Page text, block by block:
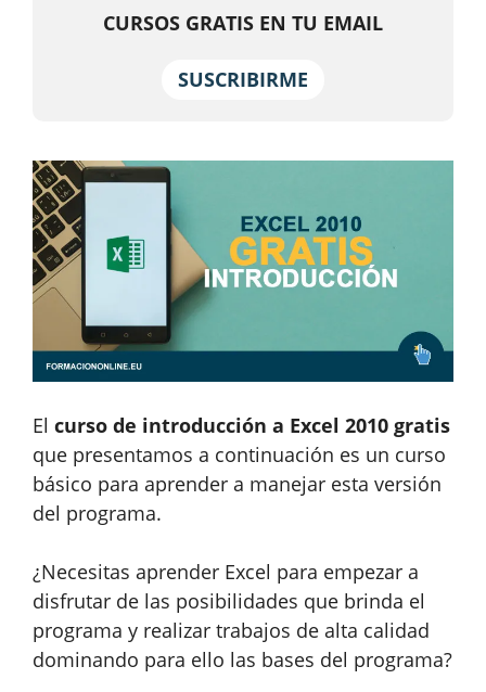
CURSOS GRATIS EN TU EMAIL
SUSCRIBIRME
El curso de introducción a Excel 2010 gratis
que presentamos a continuación es un curso
básico para aprender a manejar esta versión
del programa.
¿Necesitas aprender Excel para empezar a
disfrutar de las posibilidades que brinda el
programa y realizar trabajos de alta calidad
dominando para ello las bases del programa?